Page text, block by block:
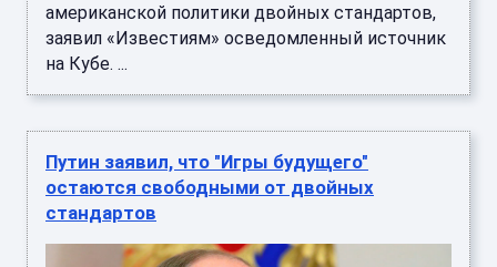
американской политики двойных стандартов,
заявил «Известиям» осведомленный источник
на Кубе. ...
Путин заявил, что "Игры будущего"
остаются свободными от двойных
стандартов